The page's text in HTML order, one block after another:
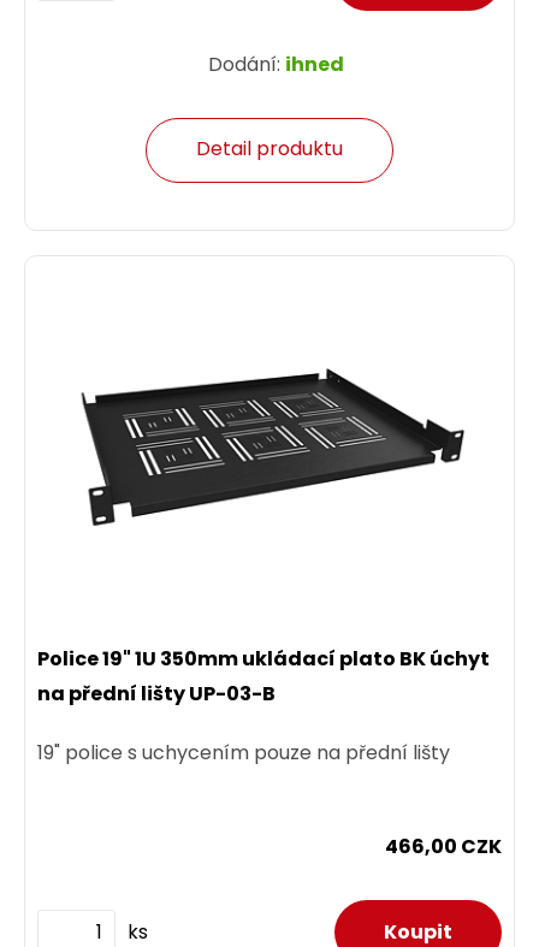
Dodání: ihned
Detail produktu
Police 19" 1U 350mm ukládací plato BK úchyt
na přední lišty UP-03-B
19" police s uchycením pouze na přední lišty
466,00 CZK
ks